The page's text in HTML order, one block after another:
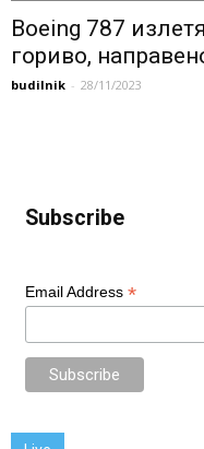
Boeing 787
гориво,
budilnik - 28/11/2023
Subscribe
Email Address *